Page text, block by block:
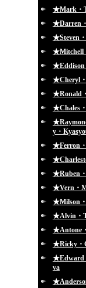
★Mark・
★Darren
★Steven
★Mitchell
★Eddison
★Cheryl
★Ronald
★Chales
y・
★Ferron・
★Ruben
★Vern・
★Milson
★Alvin・
★Antone
★Ricky・
★Edward
va